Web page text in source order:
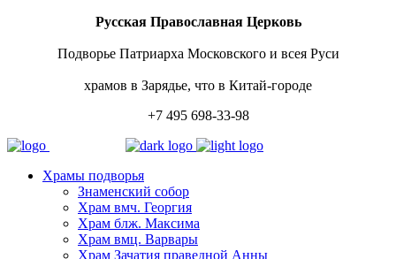
Русская Православная Церковь
Подворье Патриарха Московского и всея Руси
храмов в Зарядье, что в Китай-городе
+7 495 698-33-98
Храмы подворья
Знаменский собор
Храм вмч. Георгия
Храм блж. Максима
Храм вмц. Варвары
Храм Зачатия праведной Анны